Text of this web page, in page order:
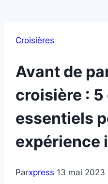
Croisières
Avant de
croisière :
essentiels
expérience
Parxpress 13 mai 2023